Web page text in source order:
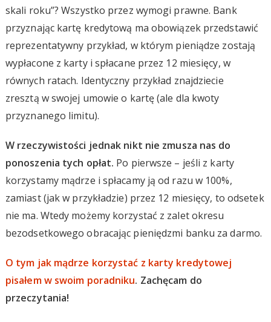
skali roku”? Wszystko przez wymogi prawne. Bank
przyznając kartę kredytową ma obowiązek przedstawić
reprezentatywny przykład, w którym pieniądze zostają
wypłacone z karty i spłacane przez 12 miesięcy, w
równych ratach. Identyczny przykład znajdziecie
zresztą w swojej umowie o kartę (ale dla kwoty
przyznanego limitu).
W rzeczywistości jednak nikt nie zmusza nas do
ponoszenia tych opłat. Po pierwsze – jeśli z karty
korzystamy mądrze i spłacamy ją od razu w 100%,
zamiast (jak w przykładzie) przez 12 miesięcy, to odsetek
nie ma. Wtedy możemy korzystać z zalet okresu
bezodsetkowego obracając pieniędzmi banku za darmo.
O tym jak mądrze korzystać z karty kredytowej
pisałem w swoim poradniku. Zachęcam do
przeczytania!